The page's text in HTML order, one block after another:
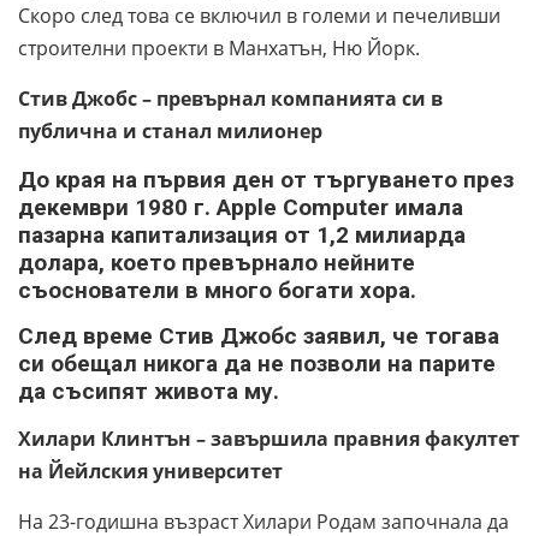
Скоро след това се включил в големи и печеливши
строителни проекти в Манхатън, Ню Йорк.
Стив Джобс– превърнал компанията си в
публична и станал милионер
До края на първия ден от търгуването през
декември 1980 г. Apple Computer имала
пазарна капитализация от 1,2 милиарда
долара, което превърнало нейните
съоснователи в много богати хора.
След време Стив Джобс заявил, че тогава
си обещал никога да не позволи на парите
да съсипят живота му.
Хилари Клинтън – завършила правния факултет
на Йейлския университет
На 23-годишна възраст Хилари Родам започнала да